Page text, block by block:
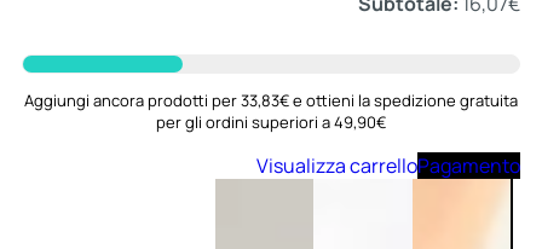
Aggiungi ancora prodotti per 33,83€ e ottieni la spedizione gratuita
per gli ordini superiori a 49,90€
Visualizza carrelloPagamento